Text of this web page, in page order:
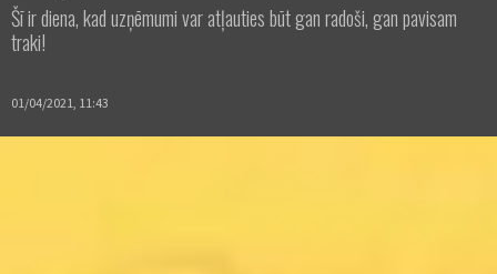
Šī ir diena, kad uzņēmumi var atļauties būt gan radoši, gan pavisam
traki!
01/04/2021, 11:43